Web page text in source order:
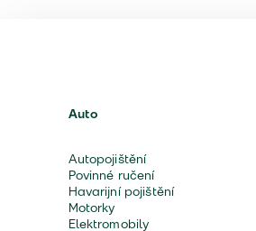
Auto
Autopojištění
Povinné ručení
Havarijní pojištění
Motorky
Elektromobily